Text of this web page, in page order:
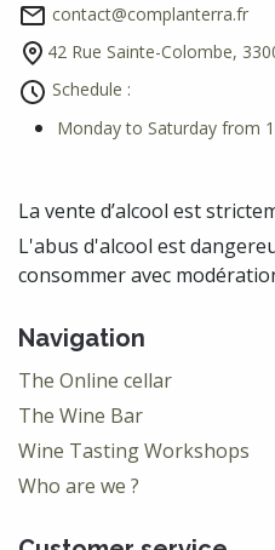
contact@complanterra.fr
42 Rue Sainte-Colombe,
Schedule :
Monday to Saturday from
La vente d’alcool est
L'abus d'alcool est
consommer avec
Navigation
The Online cellar
The Wine Bar
Wine Tasting Workshops
Who are we ?